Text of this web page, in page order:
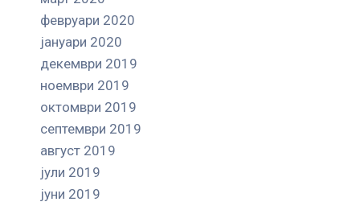
февруари 2020
јануари 2020
декември 2019
ноември 2019
октомври 2019
септември 2019
август 2019
јули 2019
јуни 2019